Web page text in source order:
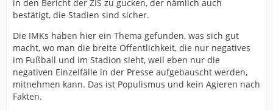
in den Bericht der ZIS zu gucken, der nämlich auch
bestätigt, die Stadien sind sicher.
Die IMKs haben hier ein Thema gefunden, was sich gut
macht, wo man die breite Öffentlichkeit, die nur negatives
im Fußball und im Stadion sieht, weil eben nur die
negativen Einzelfälle in der Presse aufgebauscht werden,
mitnehmen kann. Das ist Populismus und kein Agieren nach
Fakten.